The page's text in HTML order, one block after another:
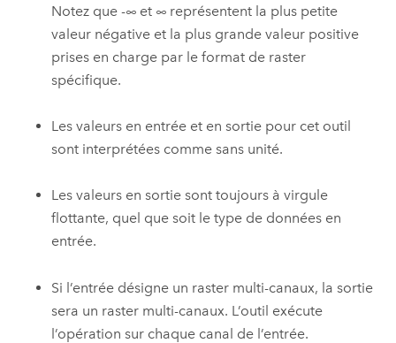
Notez que -∞ et ∞ représentent la plus petite
valeur négative et la plus grande valeur positive
prises en charge par le format de raster
spécifique.
Les valeurs en entrée et en sortie pour cet outil
sont interprétées comme sans unité.
Les valeurs en sortie sont toujours à virgule
flottante, quel que soit le type de données en
entrée.
Si l’entrée désigne un raster multi-canaux, la sortie
sera un raster multi-canaux. L’outil exécute
l’opération sur chaque canal de l’entrée.